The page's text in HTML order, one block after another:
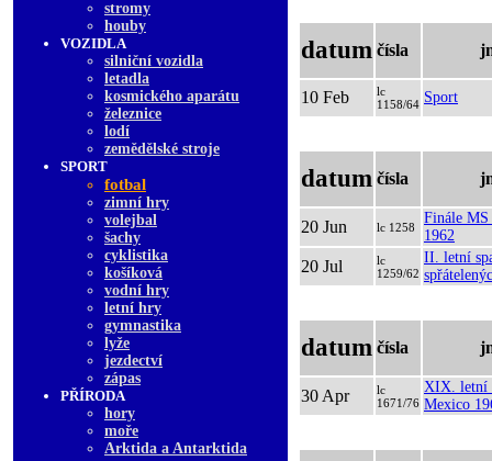
stromy
houby
VOZIDLA
silniční vozidla
letadla
kosmického aparátu
železnice
lodí
zemědělské stroje
SPORT
fotbal
zimní hry
volejbal
šachy
cyklistika
košíková
vodní hry
letní hry
gymnastika
lyže
jezdectví
zápas
PŘÍRODA
hory
moře
Arktida a Antarktida
datum čísla
10 Feb
lc
1158/64 Sport
datum čísla
20 Jun lc 1258
Finále
1962
20 Jul
lc
1259/62
II. letní
datum čísla
30 Apr
lc
1671/76
XIX. letní
Mexico